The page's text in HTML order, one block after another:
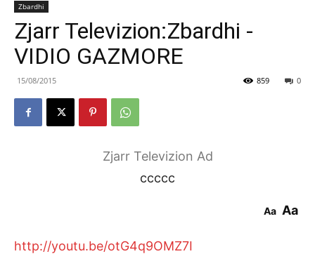
Zbardhi
Zjarr Televizion:Zbardhi -
VIDIO GAZMORE
15/08/2015 0
859
Zjarr Televizion Ad
ccccc
Aa Aa
http://youtu.be/otG4q9OMZ7I